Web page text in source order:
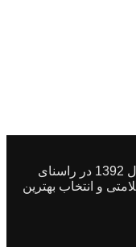
سایت پزشکان ایرانی فعالیت خود را از سال 1392 در راسنای
و انتخاب بهترین